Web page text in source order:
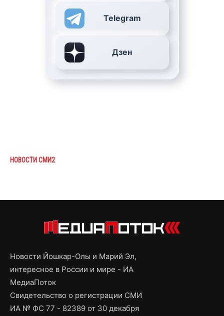
Telegram
Дзен
НОВОСТИ СМИ2
Новости Йошкар-Олы и Марий Эл,
интересное в России и мире - ИА
МедиаПоток
Свидетельство о регистрации СМИ
ИА № ФС 77 - 82389 от 30 декабря